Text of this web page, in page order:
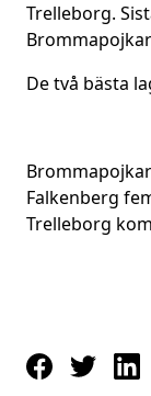
Trelleborg.
De två bästa
Falkenberg
Trelleborg